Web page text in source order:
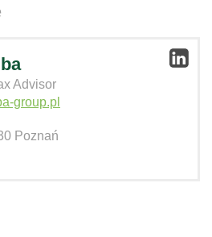
Advisor
group.pl
Poznań